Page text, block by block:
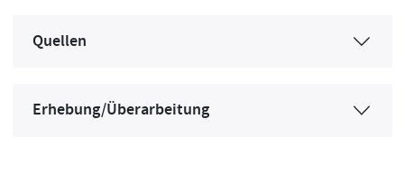
Quellen
Erhebung/Überarbeitung